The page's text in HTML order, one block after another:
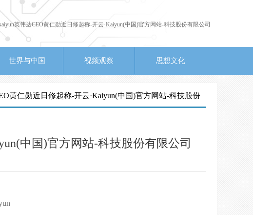
英伟达CEO黄仁勋近日修起称-开云·Kaiyun(中国)官方网站-科技股份有限公司
世界与中国 视频观察 思想文化
黄仁勋近日修起称-开云·Kaiyun(中国)官方网站-科技股份
中国)官方网站-科技股份有限公司